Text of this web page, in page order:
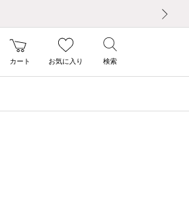
カート お気に入り 検索